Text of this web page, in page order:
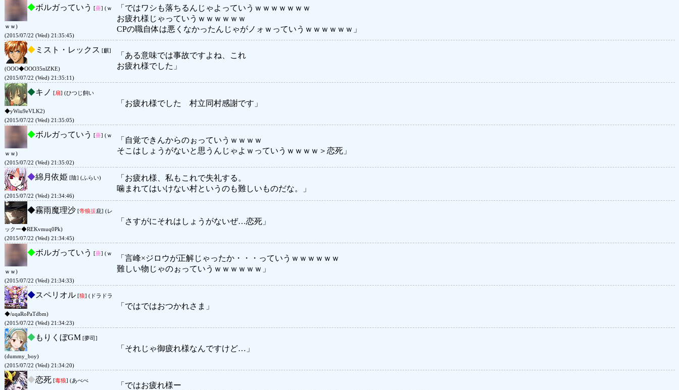
◆ボルガっていう [薔] (ｗ
ｗｗ)
(2015/07/22 (Wed) 21:35:45)
「ではワシも落ちるんじゃよっていうｗｗｗｗｗｗｗ
お疲れ様じゃっていうｗｗｗｗｗｗ
CPの職自体は悪くなかったんじゃがノォｗっていうｗｗｗｗｗｗ」
◆ ミスト・レックス [麒]
(OOO◆OOO35nlZKE)
(2015/07/22 (Wed) 21:35:11)
「ある意味では事故ですよね、これ
お疲れ様でした」
◆キノ [扇] (ひつじ飼い
◆yWiu9eVLK2)
(2015/07/22 (Wed) 21:35:05)
「お疲れ様でした 村立同村感謝です」
◆ボルガっていう [薔] (ｗ
ｗｗ)
(2015/07/22 (Wed) 21:35:02)
「自覚できんからのぉっていうｗｗｗｗ
そこはしょうがないと思うんじゃよｗっていうｗｗｗｗ＞恋死」
◆綿月依姫 [陰] (ふらい)
(2015/07/22 (Wed) 21:34:46)
「お疲れ様、私もこれで失礼する。
噛まれてはいけない村というのも難しいものだな。」
◆霧雨魔理沙 [帝狼援庇] (レ
ックー◆REKvmuq0Pk)
(2015/07/22 (Wed) 21:34:45)
「さすがにそれはしょうがないぜ…恋死」
◆ボルガっていう [薔] (ｗ
ｗｗ)
(2015/07/22 (Wed) 21:34:33)
「言峰×ジロウが正解じゃったか・・・っていうｗｗｗｗｗｗ
難しい物じゃのぉっていうｗｗｗｗｗｗ」
◆スペリオル [狼] (ドラドラ
◆/uqaRoPaTdbm)
(2015/07/22 (Wed) 21:34:23)
「ではではおつかれさま」
◆もりくぼGM [夢司]
(dummy_boy)
(2015/07/22 (Wed) 21:34:20)
「それじゃ御疲れ様なんですけど…」
◆恋死 [毒狼] (あべべ
「ではお疲れ様ー